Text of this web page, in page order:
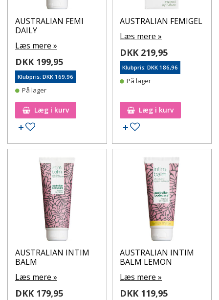
AUSTRALIAN FEMI
DAILY
Læs mere »
DKK 199,95
Klubpris: DKK 169,96
På lager
Læg i kurv
Tilføj til ønskeseddel
AUSTRALIAN FEMIGEL
Læs mere »
DKK 219,95
Klubpris: DKK 186,96
På lager
Læg i kurv
Tilføj til ønskeseddel
AUSTRALIAN INTIM
BALM
Læs mere »
DKK 179,95
AUSTRALIAN INTIM
BALM LEMON
Læs mere »
DKK 119,95